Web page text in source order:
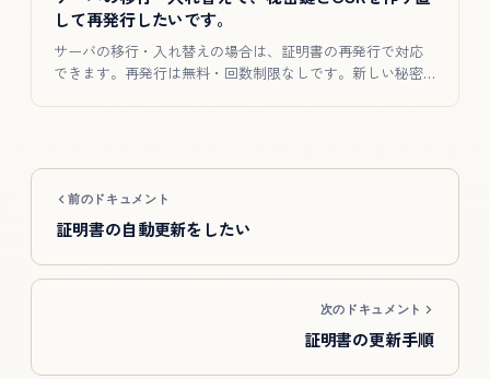
して再発行したいです。
サーバの移行・入れ替えの場合は、証明書の再発行で対応
できます。再発行は無料・回数制限なしです。新しい秘密
前のドキュメント
証明書の自動更新をしたい
次のドキュメント
証明書の更新手順